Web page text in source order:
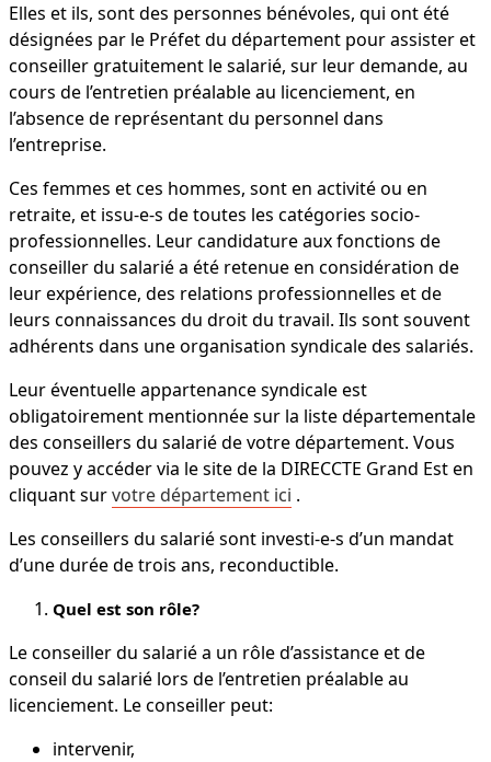
Elles et ils, sont des personnes bénévoles, qui ont été
désignées par le Préfet du département pour assister et
conseiller gratuitement le salarié, sur leur demande, au
cours de l’entretien préalable au licenciement, en
l’absence de représentant du personnel dans
l’entreprise.
Ces femmes et ces hommes, sont en activité ou en
retraite, et issu-e-s de toutes les catégories socio-
professionnelles. Leur candidature aux fonctions de
conseiller du salarié a été retenue en considération de
leur expérience, des relations professionnelles et de
leurs connaissances du droit du travail. Ils sont souvent
adhérents dans une organisation syndicale des salariés.
Leur éventuelle appartenance syndicale est
obligatoirement mentionnée sur la liste départementale
des conseillers du salarié de votre département. Vous
pouvez y accéder via le site de la DIRECCTE Grand Est en
cliquant survotre département ici .
Les conseillers du salarié sont investi-e-s d’un mandat
d’une durée de trois ans, reconductible.
Quel est son rôle?
Le conseiller du salarié a un rôle d’assistance et de
conseil du salarié lors de l’entretien préalable au
licenciement. Le conseiller peut:
intervenir,